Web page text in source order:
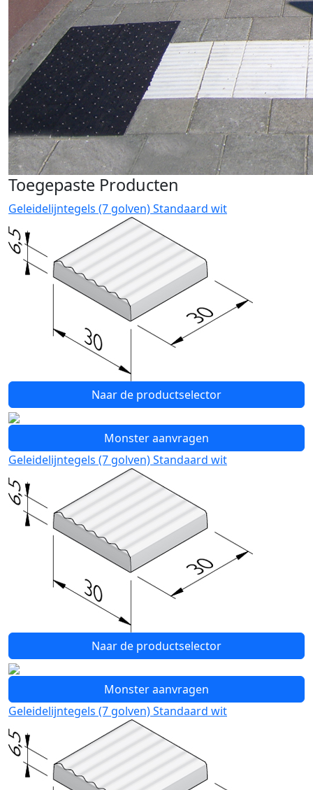
Toegepaste Producten
Geleidelijntegels (7 golven) Standaard wit
Naar de productselector
Monster aanvragen
Geleidelijntegels (7 golven) Standaard wit
Naar de productselector
Monster aanvragen
Geleidelijntegels (7 golven) Standaard wit